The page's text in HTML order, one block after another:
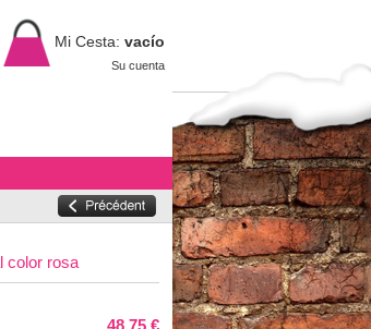
Mi Cesta: vacío
Su cuenta
color rosa